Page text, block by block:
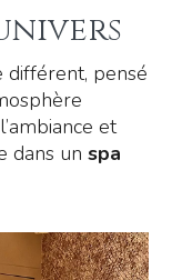
différent, pensé
et
dans un spa